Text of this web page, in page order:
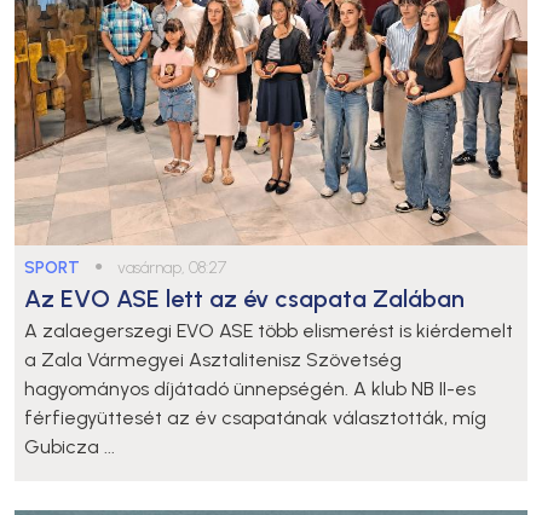
SPORT ● vasárnap, 08:27
Az EVO ASE lett az év csapata Zalában
A zalaegerszegi EVO ASE több elismerést is kiérdemelt
a Zala Vármegyei Asztalitenisz Szövetség
hagyományos díjátadó ünnepségén. A klub NB II-es
férfiegyüttesét az év csapatának választották, míg
Gubicza ...